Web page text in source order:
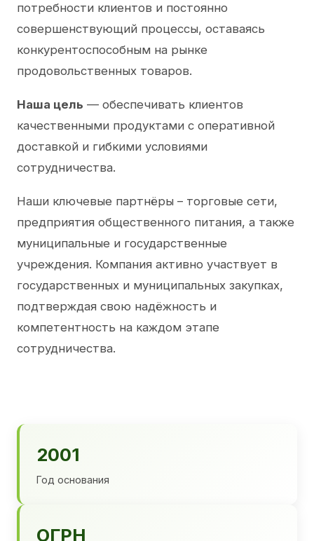
потребности клиентов и постоянно
совершенствующий процессы, оставаясь
конкурентоспособным на рынке
продовольственных товаров.
Наша цель — обеспечивать клиентов
качественными продуктами с оперативной
доставкой и гибкими условиями
сотрудничества.
Наши ключевые партнёры – торговые сети,
предприятия общественного питания, а также
муниципальные и государственные
учреждения. Компания активно участвует в
государственных и муниципальных закупках,
подтверждая свою надёжность и
компетентность на каждом этапе
сотрудничества.
2001
Год основания
ОГРН